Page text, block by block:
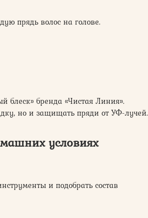
прядь волос на голове.
блеск» бренда «Чистая Линия».
но и защищать пряди от УФ-лучей.
условиях
и подобрать состав